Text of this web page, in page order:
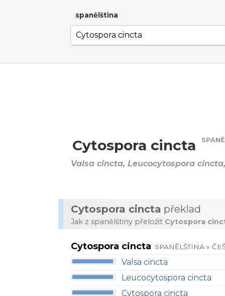
spanělština
Cytospora cincta
Valsa cincta, Leucocytospora
Cytospora cincta překlad
Jak z spanělštiny přeložit Cytospora
Cytospora cincta SPANĚLŠTINA »
Valsa cincta
Leucocytospora cincta
Cytospora cincta